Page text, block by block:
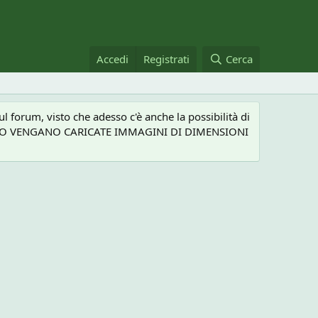
Accedi Registrati Cerca
forum, visto che adesso c'è anche la possibilità di
CARICATE IMMAGINI DI DIMENSIONI